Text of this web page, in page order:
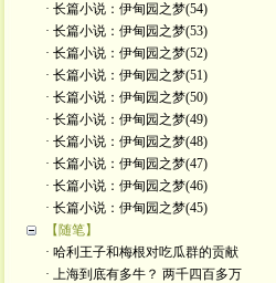
· 长篇小说：伊甸园之梦(54)
· 长篇小说：伊甸园之梦(53)
· 长篇小说：伊甸园之梦(52)
· 长篇小说：伊甸园之梦(51)
· 长篇小说：伊甸园之梦(50)
· 长篇小说：伊甸园之梦(49)
· 长篇小说：伊甸园之梦(48)
· 长篇小说：伊甸园之梦(47)
· 长篇小说：伊甸园之梦(46)
· 长篇小说：伊甸园之梦(45)
【随笔】
· 哈利王子和梅根对吃瓜群的贡献
· 上海到底有多牛？ 两千四百多万